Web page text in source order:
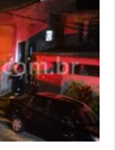
violência
em
Itaperuna
deixa
um
morto
e
um
ferido
no
bairro
Lions;
moradores
também
relatam
supostos